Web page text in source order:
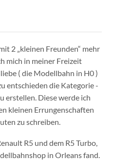
2 „kleinen Freunden“ mehr
mich in meiner Freizeit
( die Modellbahn in H0 )
entschieden die Kategorie -
erstellen. Diese werde ich
kleinen Errungenschaften
zu schreiben.
R5 und dem R5 Turbo,
in Orleans fand.